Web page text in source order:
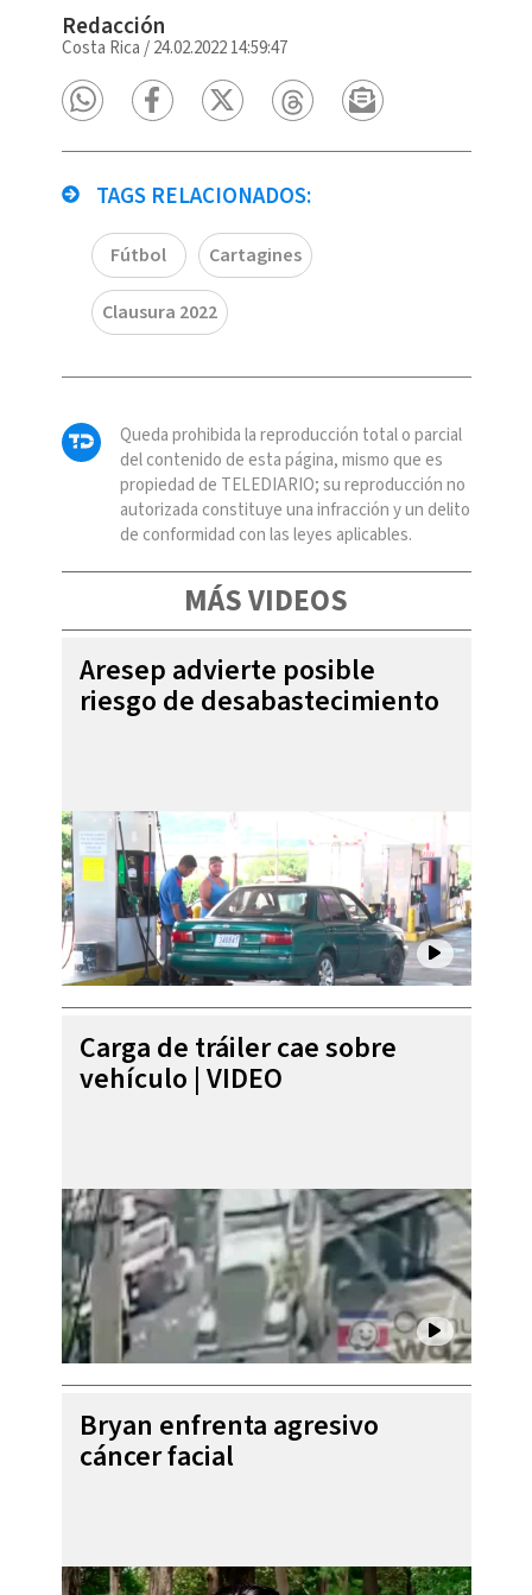
Redacción
Costa Rica /24.02.2022 14:59:47
TAGS RELACIONADOS:
Fútbol Cartagines
Clausura 2022
Queda prohibida la reproducción total o parcial
del contenido de esta página, mismo que es
propiedad de TELEDIARIO; su reproducción no
autorizada constituye una infracción y un delito
de conformidad con las leyes aplicables.
MÁS VIDEOS
Aresep advierte posible
riesgo de desabastecimiento
Carga de tráiler cae sobre
vehículo | VIDEO
Bryan enfrenta agresivo
cáncer facial